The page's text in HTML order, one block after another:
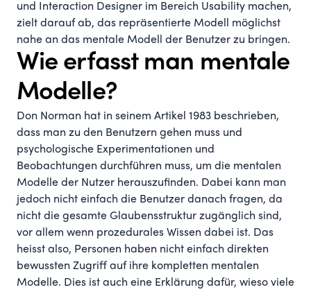
und Interaction Designer im Bereich Usability machen,
zielt darauf ab, das repräsentierte Modell möglichst
nahe an das mentale Modell der Benutzer zu bringen.
Wie erfasst man mentale
Modelle?
Don Norman hat in seinem Artikel 1983 beschrieben,
dass man zu den Benutzern gehen muss und
psychologische Experimentationen und
Beobachtungen durchführen muss, um die mentalen
Modelle der Nutzer herauszufinden. Dabei kann man
jedoch nicht einfach die Benutzer danach fragen, da
nicht die gesamte Glaubensstruktur zugänglich sind,
vor allem wenn prozedurales Wissen dabei ist. Das
heisst also, Personen haben nicht einfach direkten
bewussten Zugriff auf ihre kompletten mentalen
Modelle. Dies ist auch eine Erklärung dafür, wieso viele